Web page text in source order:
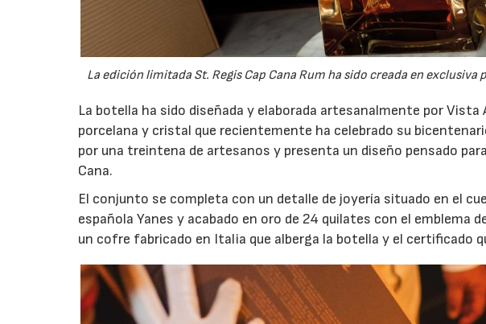
La edición limitada St. Regis Cap Cana Rum ha sido creada en
La botella ha sido diseñada y elaborada artesanalmente por
porcelana y cristal que recientemente ha celebrado su
por una treintena de artesanos y presenta un diseño pensado
Cana.
El conjunto se completa con un detalle de joyería situado en el
española Yanes y acabado en oro de 24 quilates con el emblema
un cofre fabricado en Italia que alberga la botella y el certificado